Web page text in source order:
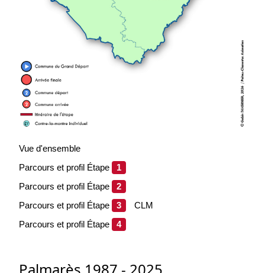
Vue d'ensemble
Parcours et profil Étape
1
Parcours et profil Étape
2
Parcours et profil Étape 3
CLM
Parcours et profil Étape 4
Palmarès 1987 - 2025